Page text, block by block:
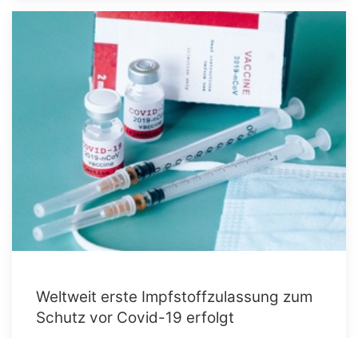
Weltweit erste Impfstoffzulassung zum
Schutz vor Covid-19 erfolgt